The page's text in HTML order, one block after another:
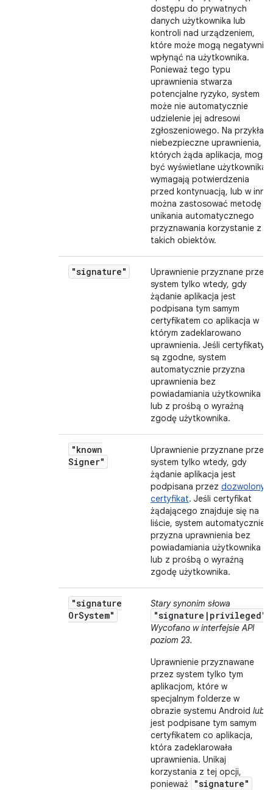
dostępu do prywatnych
danych użytkownika lub
kontroli nad urządzeniem,
które może mogą negatywnie
wpłynąć na użytkownika.
Ponieważ tego typu
uprawnienia stwarza
potencjalne ryzyko, system
może nie automatycznie
udzielenie jej adresowi
zgłoszeniowego. Na przykład
niebezpieczne uprawnienia,
których żąda aplikacja, mogą
być wyświetlane użytkownika i
wymagają potwierdzenia
przed kontynuacją, lub w inny
można zastosować metodę
unikania automatycznego
przyznawania korzystanie z
takich obiektów.
"signature"
Uprawnienie przyznane przez
system tylko wtedy, gdy
żądanie aplikacja jest
podpisana tym samym
certyfikatem co aplikacja w
którym zadeklarowano
uprawnienia. Jeśli certyfikaty
są zgodne, system
automatycznie przyzna
uprawnienia bez
powiadamiania użytkownika
lub z prośbą o wyraźną
zgodę użytkownika.
"known
Signer"
Uprawnienie przyznane przez
system tylko wtedy, gdy
żądanie aplikacja jest
podpisana przez dozwolony
certyfikat. Jeśli certyfikat
żądającego znajduje się na
liście, system automatycznie
przyzna uprawnienia bez
powiadamiania użytkownika
lub z prośbą o wyraźną
zgodę użytkownika.
"signature
OrSystem"
Stary synonim słowa
"signature|privileged"
Wycofano w interfejsie API
poziom 23.
Uprawnienie przyznawane
przez system tylko tym
aplikacjom, które w
specjalnym folderze w
obrazie systemu Android lub
jest podpisane tym samym
certyfikatem co aplikacja,
która zadeklarowała
uprawnienia. Unikaj
korzystania z tej opcji,
ponieważ
"signature"